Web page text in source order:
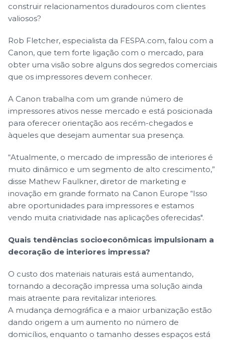
construir relacionamentos duradouros com clientes
valiosos?
Rob Fletcher, especialista da FESPA.com, falou com a
Canon, que tem forte ligação com o mercado, para
obter uma visão sobre alguns dos segredos comerciais
que os impressores devem conhecer.
A Canon trabalha com um grande número de
impressores ativos nesse mercado e está posicionada
para oferecer orientação aos recém-chegados e
àqueles que desejam aumentar sua presença.
“Atualmente, o mercado de impressão de interiores é
muito dinâmico e um segmento de alto crescimento,”
disse Mathew Faulkner, diretor de marketing e
inovação em grande formato na Canon Europe “Isso
abre oportunidades para impressores e estamos
vendo muita criatividade nas aplicações oferecidas".
Quais tendências socioeconômicas impulsionam a
decoração de interiores impressa?
O custo dos materiais naturais está aumentando,
tornando a decoração impressa uma solução ainda
mais atraente para revitalizar interiores.
A mudança demográfica e a maior urbanização estão
dando origem a um aumento no número de
domicílios, enquanto o tamanho desses espaços está